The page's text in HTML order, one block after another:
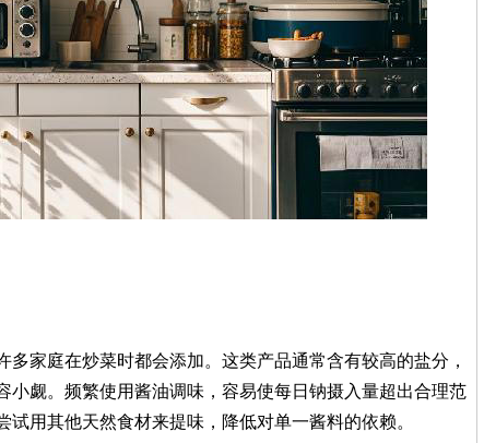
家庭在炒菜时都会添加。这类产品通常含有较高的盐分，
小觑。频繁使用酱油调味，容易使每日钠摄入量超出合理范
试用其他天然食材来提味，降低对单一酱料的依赖。